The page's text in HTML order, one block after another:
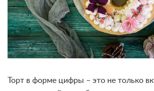
Торт в форме цифры – это не только